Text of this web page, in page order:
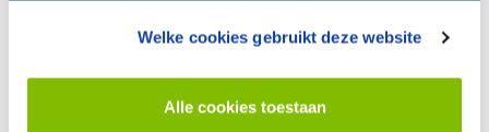
Welke cookies gebruikt deze website
Alle cookies toestaan